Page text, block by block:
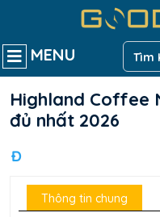
MENU
Highland Coffee
đủ nhất 2026
Đ
Thông tin chung